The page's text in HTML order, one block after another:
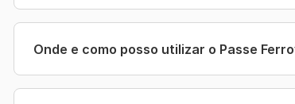
Onde e como posso utilizar o Passe